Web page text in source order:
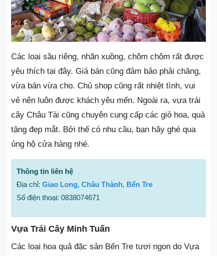
Các loại sầu riêng, nhãn xuồng, chôm chôm rất được
yêu thích tại đây. Giá bán cũng đảm bảo phải chăng,
vừa bán vừa cho. Chủ shop cũng rất nhiệt tình, vui
vẻ nên luôn được khách yêu mến. Ngoài ra, vựa trái
cây Châu Tài cũng chuyên cung cấp các giỏ hoa, quà
tặng đẹp mắt. Bởi thế có nhu cầu, bạn hãy ghé qua
ủng hộ cửa hàng nhé.
Thông tin liên hệ
Địa chỉ: Giao Long, Châu Thành, Bến Tre
Số điện thoại: 0838074671
Vựa Trái Cây Minh Tuấn
Các loại hoa quả đặc sản Bến Tre tươi ngon do Vựa